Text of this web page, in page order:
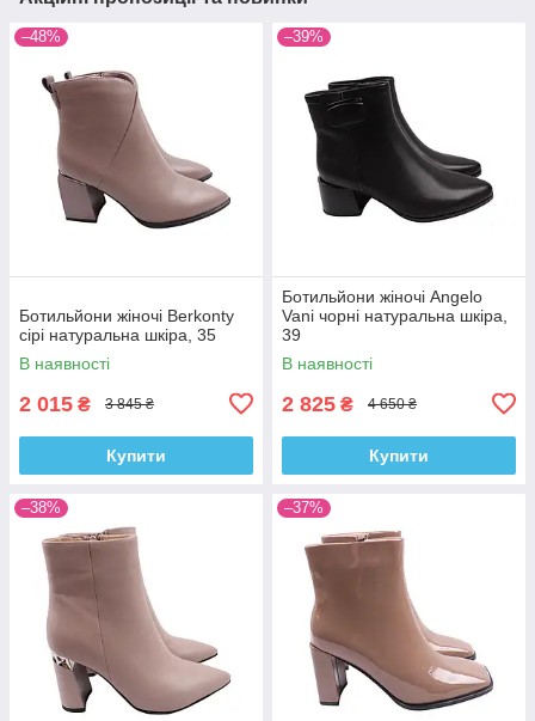
–48%
Ботильйони жіночі Berkonty
сірі натуральна шкіра, 35
В наявності
2 015 ₴ 3 845 ₴
Купити
–39%
Ботильйони жіночі Angelo
Vani чорні натуральна шкіра,
39
В наявності
2 825 ₴ 4 650 ₴
Купити
–38% –37%